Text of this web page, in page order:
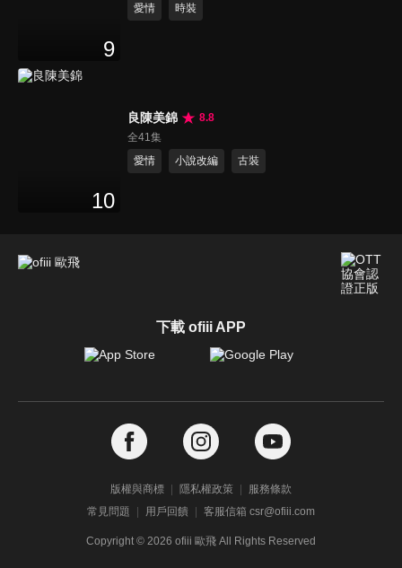
9
愛情
時裝
10
良陳美錦
8.8
全41集
愛情
小說改編 古裝
下載 ofiii APP
版權與商標 隱私權政策
服務條款
常見問題
用戶回饋 客服信箱 csr@ofiii.com
Copyright © 2026 ofiii 歐飛 All Rights Reserved